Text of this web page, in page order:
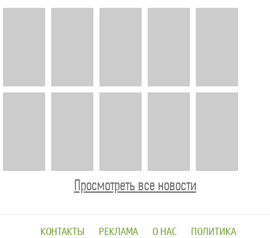
Просмотреть все новости
КОНТАКТЫ РЕКЛАМА О НАС ПОЛИТИКА